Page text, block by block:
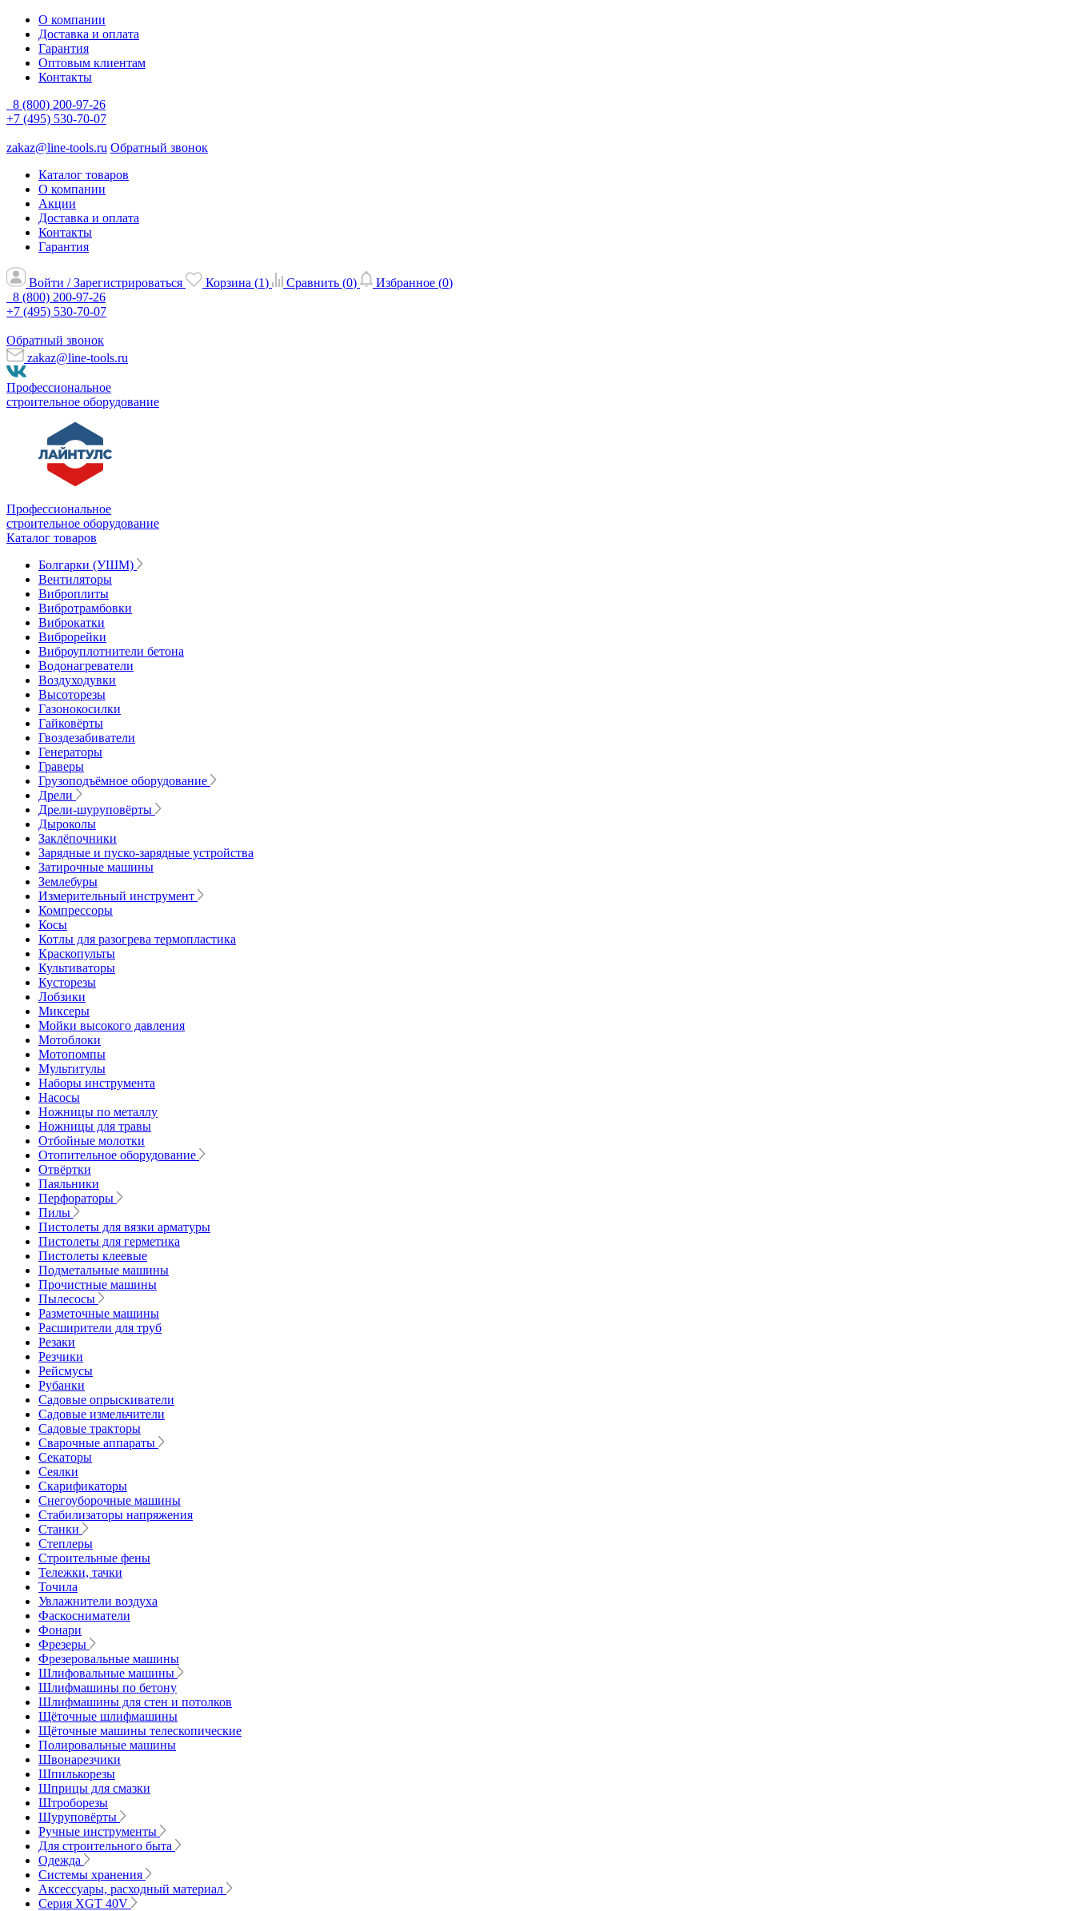
О компании
Доставка и оплата
Гарантия
Оптовым клиентам
Контакты
8 (800) 200-97-26
+7 (495) 530-70-07
zakaz@line-tools.ru Обратный звонок
Каталог товаров
О компании
Акции
Доставка и оплата
Контакты
Гарантия
Войти / Зарегистрироваться Корзина (1) Сравнить (0) Избранное (0)
8 (800) 200-97-26
+7 (495) 530-70-07
Обратный звонок
zakaz@line-tools.ru
Профессиональное
строительное оборудование
Профессиональное
строительное оборудование
Каталог товаров
Болгарки (УШМ)
Вентиляторы
Виброплиты
Вибротрамбовки
Виброкатки
Виброрейки
Виброуплотнители бетона
Водонагреватели
Воздуходувки
Высоторезы
Газонокосилки
Гайковёрты
Гвоздезабиватели
Генераторы
Граверы
Грузоподъёмное оборудование
Дрели
Дрели-шуруповёрты
Дыроколы
Заклёпочники
Зарядные и пуско-зарядные устройства
Затирочные машины
Землебуры
Измерительный инструмент
Компрессоры
Косы
Котлы для разогрева термопластика
Краскопульты
Культиваторы
Кусторезы
Лобзики
Миксеры
Мойки высокого давления
Мотоблоки
Мотопомпы
Мультитулы
Наборы инструмента
Насосы
Ножницы по металлу
Ножницы для травы
Отбойные молотки
Отопительное оборудование
Отвёртки
Паяльники
Перфораторы
Пилы
Пистолеты для вязки арматуры
Пистолеты для герметика
Пистолеты клеевые
Подметальные машины
Прочистные машины
Пылесосы
Разметочные машины
Расширители для труб
Резаки
Резчики
Рейсмусы
Рубанки
Садовые опрыскиватели
Садовые измельчители
Садовые тракторы
Сварочные аппараты
Секаторы
Сеялки
Скарификаторы
Снегоуборочные машины
Стабилизаторы напряжения
Станки
Степлеры
Строительные фены
Тележки, тачки
Точила
Увлажнители воздуха
Фаскосниматели
Фонари
Фрезеры
Фрезеровальные машины
Шлифовальные машины
Шлифмашины по бетону
Шлифмашины для стен и потолков
Щёточные шлифмашины
Щёточные машины телескопические
Полировальные машины
Швонарезчики
Шпилькорезы
Шприцы для смазки
Штроборезы
Шуруповёрты
Ручные инструменты
Для строительного быта
Одежда
Системы хранения
Аксессуары, расходный материал
Серия XGT 40V